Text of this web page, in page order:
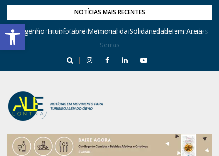
Barra de Ferramentas Aberta
NOTÍCIAS MAIS RECENTES
Dona Inês recebe Geraldo Azevedo no Festival de Inverno das
Serras
Engenho Triunfo abre Memorial da Solidariedade em Areia